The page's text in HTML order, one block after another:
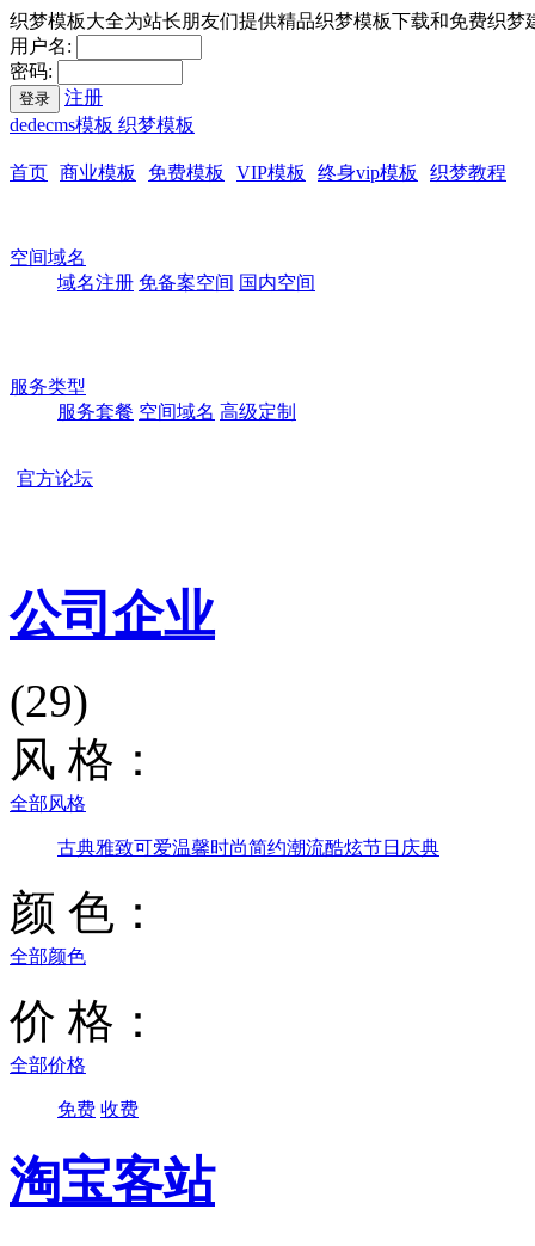
织梦模板大全为站长朋友们提供精品织梦模板下载和免费织梦
用户名:
密码:
登录
注册
dedecms模板 织梦模板
首页 商业模板 免费模板 VIP模板 终身vip模板 织梦教程
空间域名
域名注册 免备案空间 国内空间
服务类型
服务套餐 空间域名 高级定制
官方论坛
公司企业
(29)
风 格：
全部风格
古典雅致可爱温馨时尚简约潮流酷炫节日庆典
颜 色：
全部颜色
价 格：
全部价格
免费 收费
淘宝客站